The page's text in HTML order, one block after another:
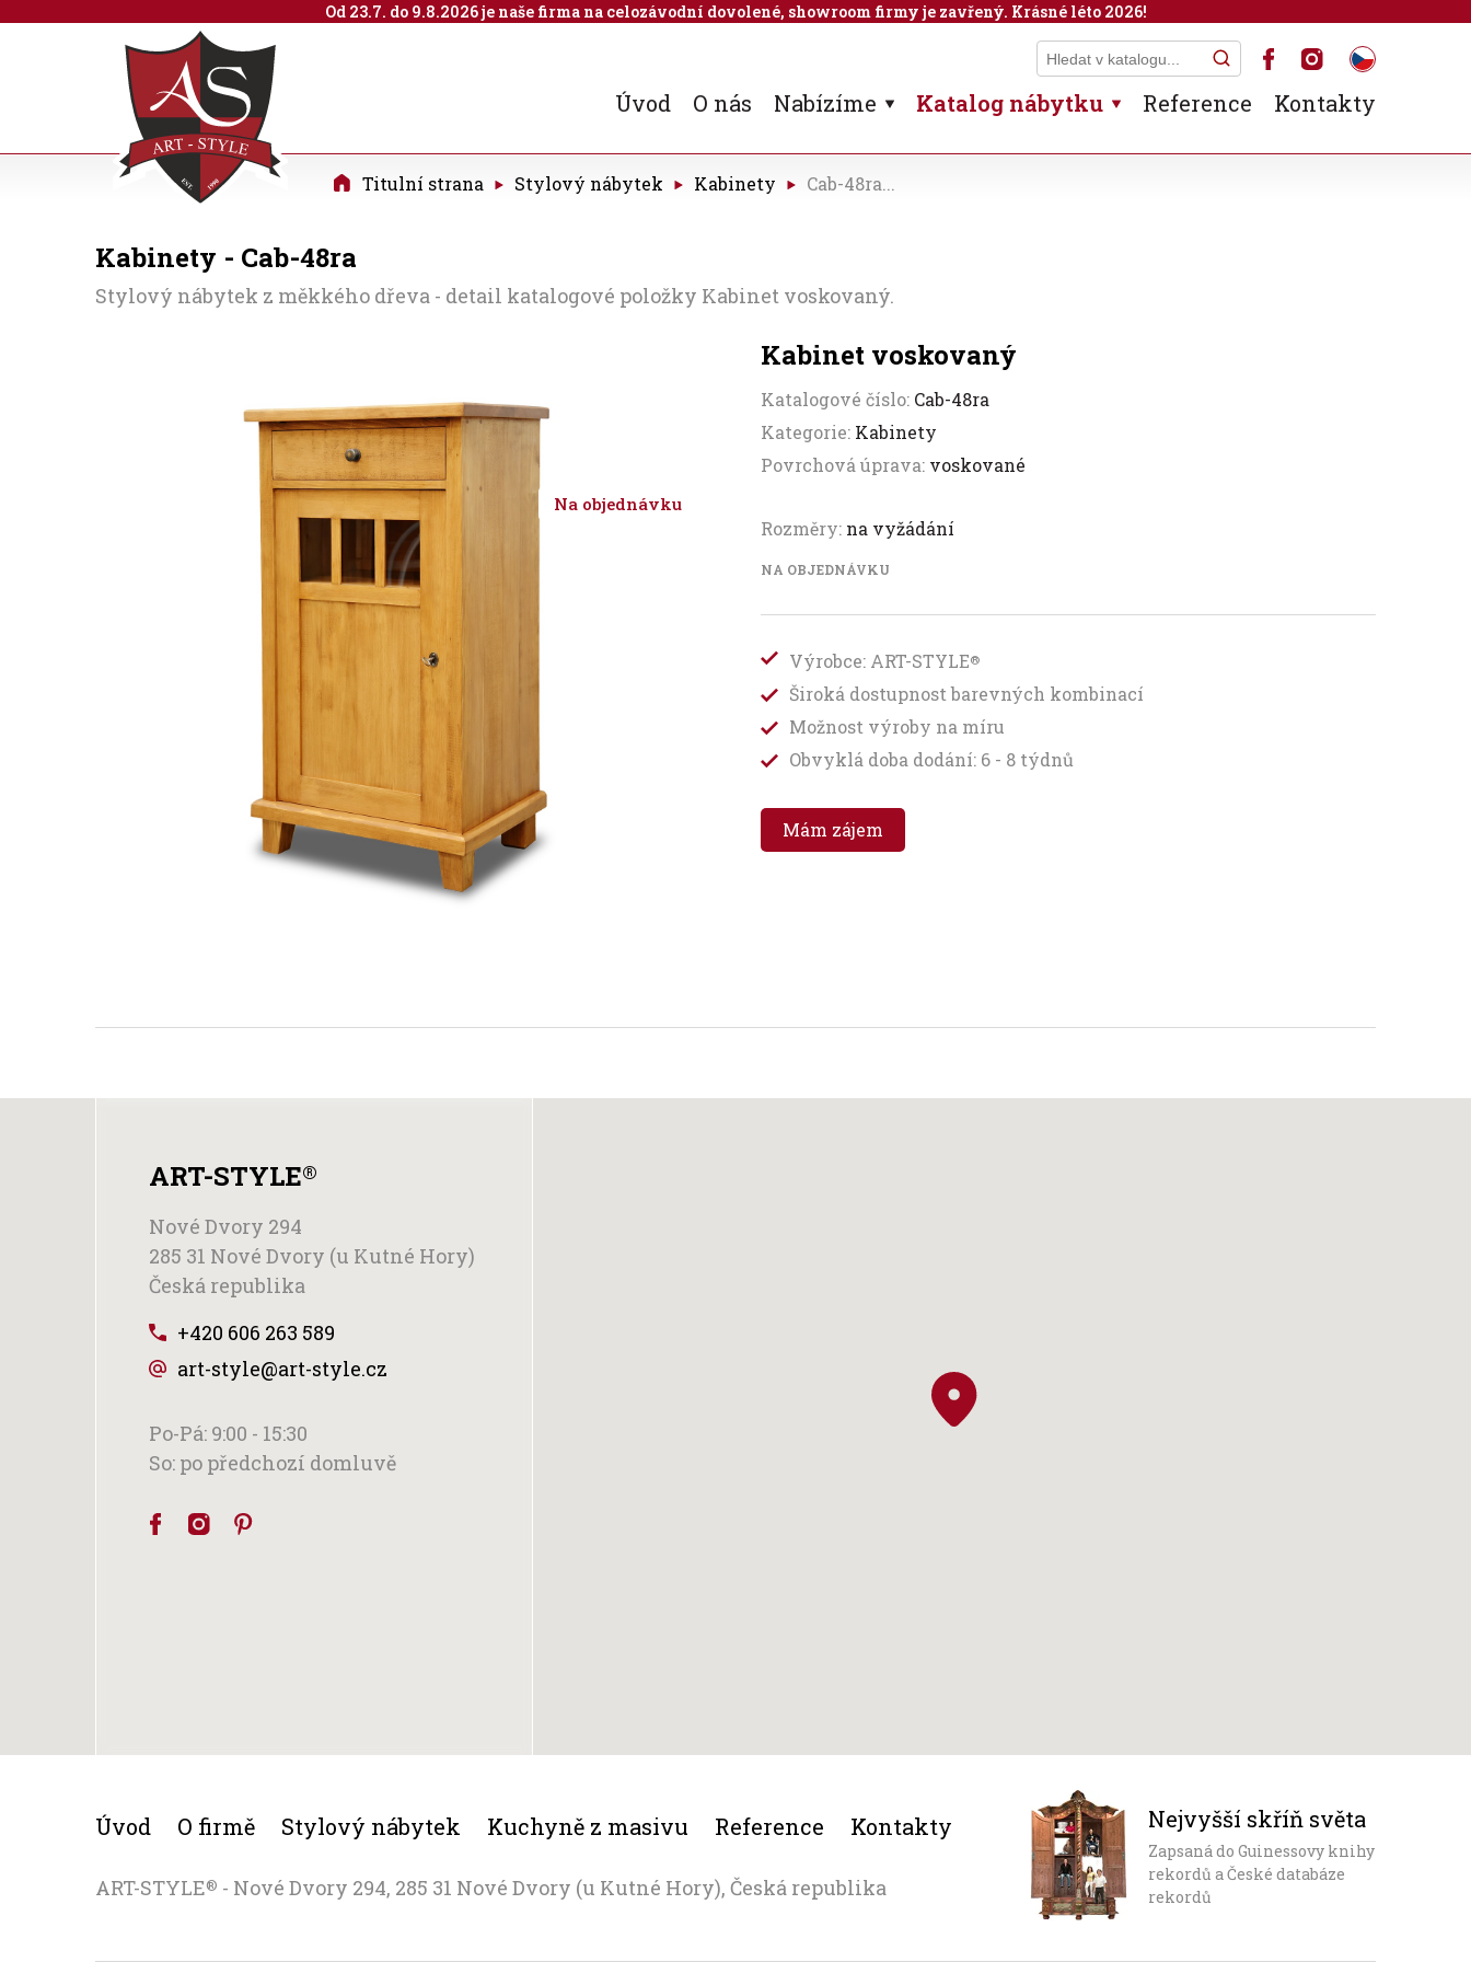
Úvod O nás Nabízíme Katalog nábytku Reference Kontakty
Kabinety - Cab-48ra
Stylový nábytek z měkkého dřeva - detail katalogové položky Kabinet voskovaný.
Titulní strana Stylový nábytek Kabinety Cab-48ra...
Na objednávku
Kabinet voskovaný
Katalogové číslo: Cab-48ra
Kategorie: Kabinety
Povrchová úprava: voskované
Rozměry: na vyžádání
NA OBJEDNÁVKU
Výrobce: ART-STYLE®
Široká dostupnost barevných kombinací
Možnost výroby na míru
Obvyklá doba dodání: 6 - 8 týdnů
Mám zájem
ART-STYLE®
Nové Dvory 294
285 31 Nové Dvory (u Kutné Hory)
Česká republika
+420 606 263 589
art-style@art-style.cz
Po-Pá: 9:00 - 15:30
So: po předchozí domluvě
Úvod O firmě Stylový nábytek Kuchyně z masivu Reference Kontakty
ART-STYLE® - Nové Dvory 294, 285 31 Nové Dvory (u Kutné Hory), Česká republika
Nejvyšší skříň světa
Zapsaná do Guinessovy knihy
rekordů a České databáze
rekordů
Od 23.7. do 9.8.2026 je naše firma na celozávodní dovolené, showroom firmy je zavřený. Krásné léto 2026!